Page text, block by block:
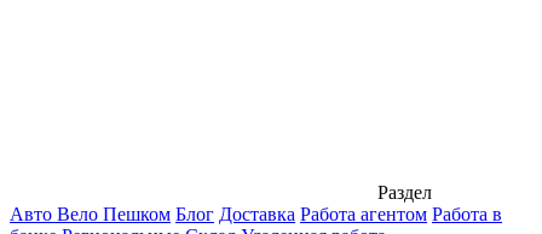
Раздел
Авто Вело Пешком Блог Доставка Работа агентом Работа в